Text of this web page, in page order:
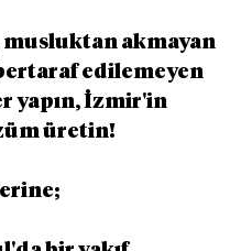
akmayan
edilemeyen
yapın, İzmir'in
üretin!